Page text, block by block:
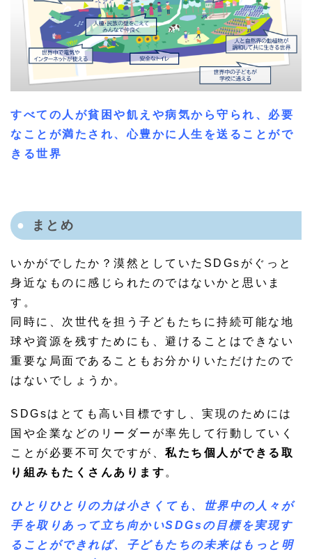
すべての人が貧困や飢えや病気から守られ、必要
なことが満たされ、心豊かに人生を送ることがで
きる世界
まとめ
いかがでしたか？漠然としていたSDGsがぐっと
身近なものに感じられたのではないかと思いま
す。
同時に、次世代を担う子どもたちに持続可能な地
球や資源を残すためにも、避けることはできない
重要な局面であることもお分かりいただけたので
はないでしょうか。
SDGsはとても高い目標ですし、実現のためには
国や企業などのリーダーが率先して行動していく
ことが必要不可欠ですが、 私たち個人ができる取
り組みもたくさんあります。
ひとりひとりの力は小さくても、世界中の人々が
手を取りあって立ち向かいSDGsの目標を実現す
ることができれば、子どもたちの未来はもっと明